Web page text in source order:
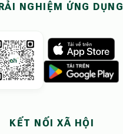
NGHIỆM ỨNG DỤNG
KẾT NỐI XÃ HỘI